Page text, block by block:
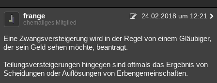
frange 24.02.2018 um 12:21
ehemaliges Mitglied
Eine Zwangsversteigerung wird in der Regel von einem Gläubiger,
der sein Geld sehen möchte, beantragt.
Teilungsversteigerungen hingegen sind oftmals das Ergebnis von
Scheidungen oder Auflösungen von Erbengemeinschaften.